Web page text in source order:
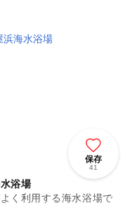
保存
41
浴場
く利用する海水浴場で